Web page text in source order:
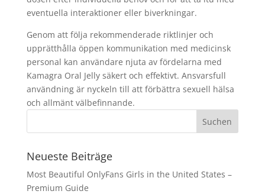
eventuella interaktioner eller biverkningar.
Genom att följa rekommenderade riktlinjer och
upprätthålla öppen kommunikation med medicinsk
personal kan användare njuta av fördelarna med
Kamagra Oral Jelly säkert och effektivt. Ansvarsfull
användning är nyckeln till att förbättra sexuell hälsa
och allmänt välbefinnande.
Neueste Beiträge
Most Beautiful OnlyFans Girls in the United States –
Premium Guide